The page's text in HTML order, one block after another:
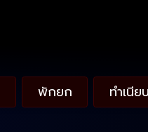
พักยก ทำเนี